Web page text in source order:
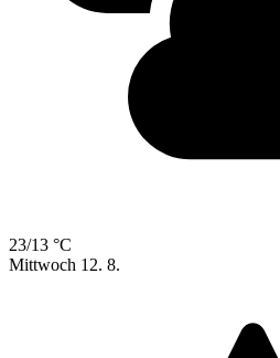
23/13 °C
Mittwoch 12. 8.